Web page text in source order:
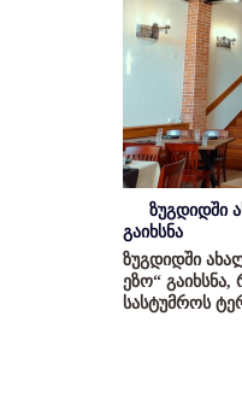
ზუგდიდში
გაიხსნა
ზუგდიდში
ეზო“
სასტუმროს